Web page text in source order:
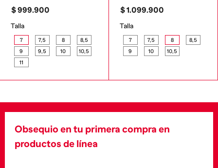
$999.900
Talla
7 7,5 8
8,5
9
9,5 10
10,5
11
$1.099.900
Talla
7 7,5 8
8,5
9
10 10,5
Obsequio en tu primera compra en
productos de línea